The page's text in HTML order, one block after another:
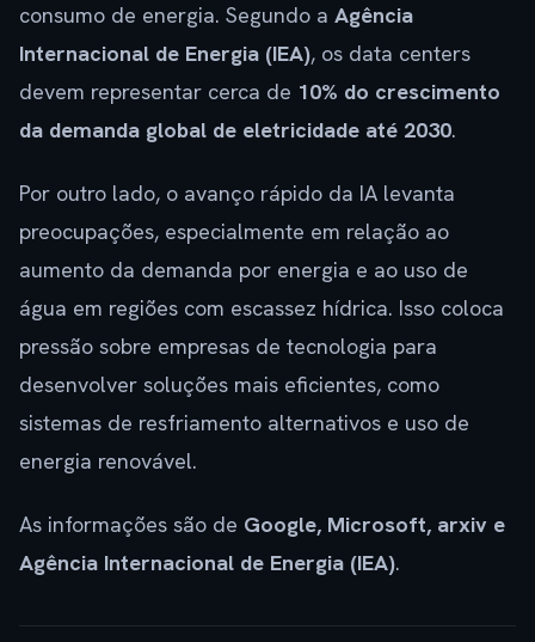
consumo de energia. Segundo a Agência
Internacional de Energia (IEA), os data centers
devem representar cerca de 10% do crescimento
da demanda global de eletricidade até 2030.
Por outro lado, o avanço rápido da IA levanta
preocupações, especialmente em relação ao
aumento da demanda por energia e ao uso de
água em regiões com escassez hídrica. Isso coloca
pressão sobre empresas de tecnologia para
desenvolver soluções mais eficientes, como
sistemas de resfriamento alternativos e uso de
energia renovável.
As informações são de Google, Microsoft, arxiv e
Agência Internacional de Energia (IEA).